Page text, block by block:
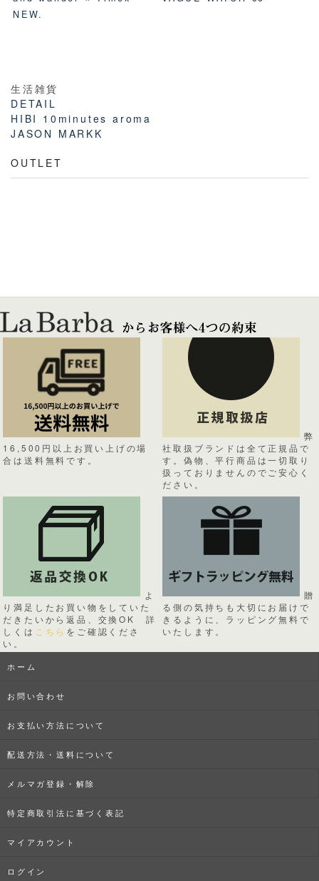
NEW.
生活雑貨
DETAIL
HIBI 10minutes aroma
JASON MARKK
OUTLET
16,500円以上お買い上げの場
合は送料無料です。
弊
社取扱ブランドは全て正規品で
す。偽物、平行商品は一切取り
扱っておりませんのでご安心く
ださい。
よ
り満足したお買い物をしていた
だきたいから返品、交換OK 詳
しくは こちら をご確認くださ
い。
贈
る側の気持ちも大切にお届けで
きるように、ラッピング無料で
いたします。
ホーム
お問い合わせ
お支払い方法について
配送方法・送料について
メルマガ登録・解除
特定商取引法に基づく表記
マイアカウント
ログイン